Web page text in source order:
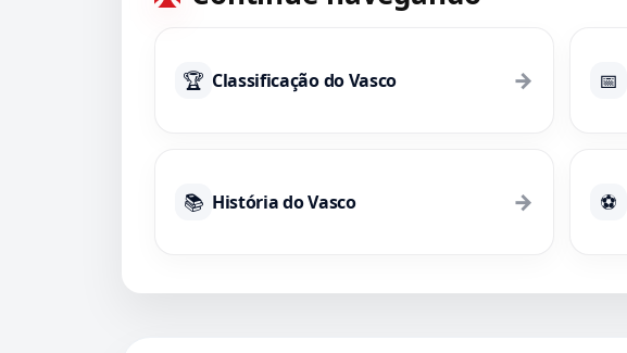
🏆 Classificação do Vasco → 📅
📚 História do Vasco → ⚽